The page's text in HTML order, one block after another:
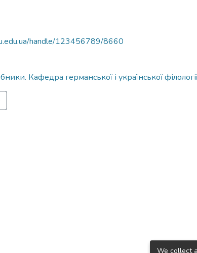
handle/123456789/8660
Кафедра германської і української
We collect